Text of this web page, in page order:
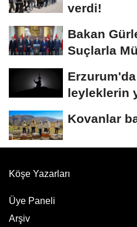
verdi!
Bakan
Suçlarla
leyleklerin
Kovanlar
Köşe Yazarları
Üye Paneli
Arşiv